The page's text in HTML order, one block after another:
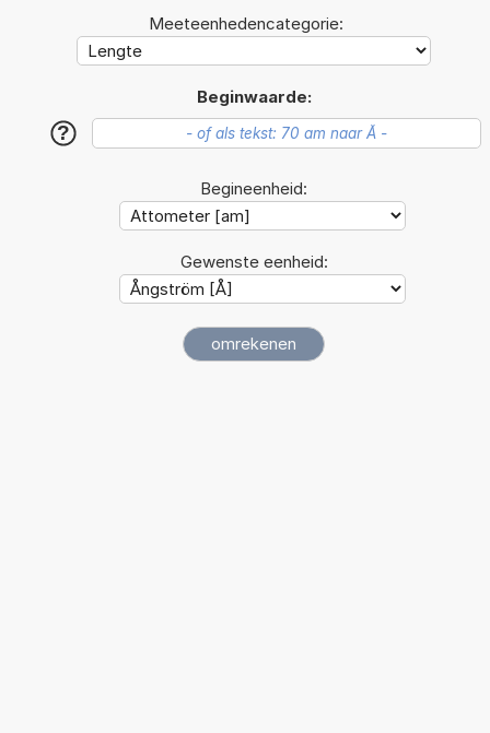
Meeteenhedencategorie:
Beginwaarde:
?
Begineenheid:
Gewenste eenheid: